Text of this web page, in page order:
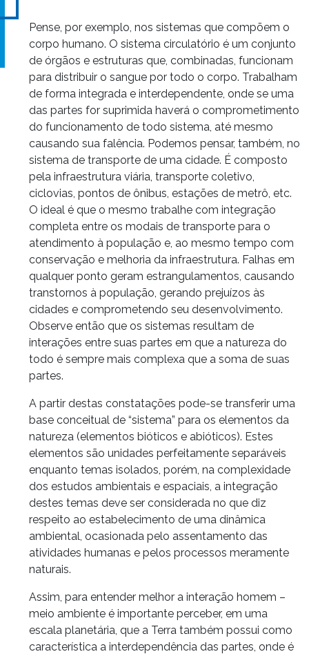
Pense, por exemplo, nos sistemas que compõem o
corpo humano. O sistema circulatório é um conjunto
de órgãos e estruturas que, combinadas, funcionam
para distribuir o sangue por todo o corpo. Trabalham
de forma integrada e interdependente, onde se uma
das partes for suprimida haverá o comprometimento
do funcionamento de todo sistema, até mesmo
causando sua falência. Podemos pensar, também, no
sistema de transporte de uma cidade. É composto
pela infraestrutura viária, transporte coletivo,
ciclovias, pontos de ônibus, estações de metrô, etc.
O ideal é que o mesmo trabalhe com integração
completa entre os modais de transporte para o
atendimento à população e, ao mesmo tempo com
conservação e melhoria da infraestrutura. Falhas em
qualquer ponto geram estrangulamentos, causando
transtornos à população, gerando prejuízos às
cidades e comprometendo seu desenvolvimento.
Observe então que os sistemas resultam de
interações entre suas partes em que a natureza do
todo é sempre mais complexa que a soma de suas
partes.
A partir destas constatações pode-se transferir uma
base conceitual de “sistema” para os elementos da
natureza (elementos bióticos e abióticos). Estes
elementos são unidades perfeitamente separáveis
enquanto temas isolados, porém, na complexidade
dos estudos ambientais e espaciais, a integração
destes temas deve ser considerada no que diz
respeito ao estabelecimento de uma dinâmica
ambiental, ocasionada pelo assentamento das
atividades humanas e pelos processos meramente
naturais.
Assim, para entender melhor a interação homem –
meio ambiente é importante perceber, em uma
escala planetária, que a Terra também possui como
característica a interdependência das partes, onde é